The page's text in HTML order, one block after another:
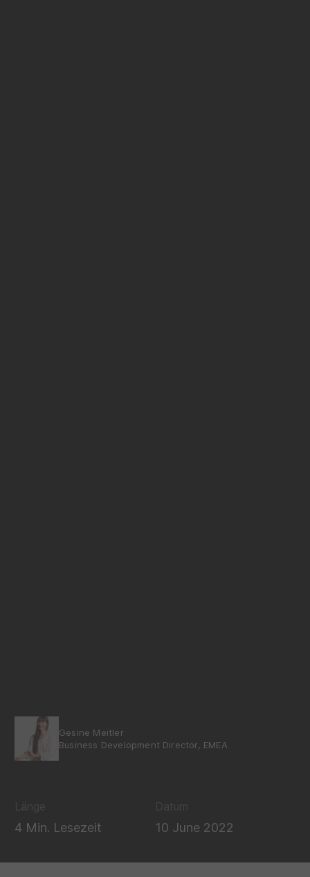
Gesine Meitler
Business Development Director, EMEA
4 Min. Lesezeit 10 June 2022